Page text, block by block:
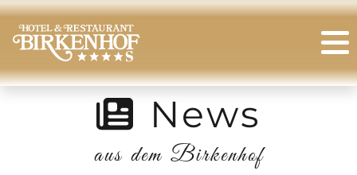
News
aus dem Birkenhof